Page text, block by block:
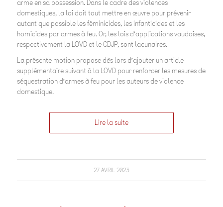
arme en sa possession. Dans le cadre des violences
domestiques, la loi doit tout mettre en œuvre pour prévenir
autant que possible les féminicides, les infanticides et les
homicides par armes à feu. Or, les lois d’applications vaudoises,
respectivement la LOVD et le CDJP, sont lacunaires.
La présente motion propose dès lors d’ajouter un article
supplémentaire suivant à la LOVD pour renforcer les mesures de
séquestration d’armes à feu pour les auteurs de violence
domestique.
Lire la suite
27 AVRIL 2023